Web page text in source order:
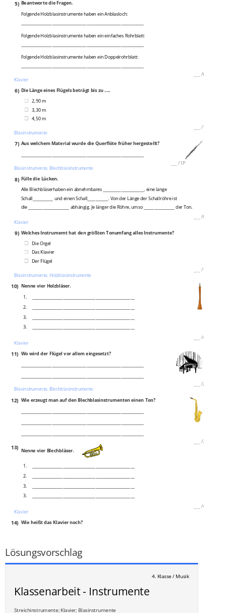
5) Beantworte die Fragen.
Folgende Holzblasinstrumente haben ein Anblasloch:
Folgende Holzblasinstrumente haben ein einfaches Rohrblatt:
Folgende Holzblasinstrumente haben ein Doppelrohrblatt:
/6P
Klavier
6) Die Länge eines Flügels beträgt bis zu .....
2,90 m
3,30 m
4,50 m
/1P
Blasinstrumente
7) Aus welchem Material wurde die Querflöte früher hergestellt?
/1P
Blasinstrumente, Blechblasinstrumente
8) Fülle die Lücken.
Alle Blechbläserhaben ein abnehmbares ____________________, eine lange
Schall__________ und einen Schall__________. Von der Länge der Schallröhre ist
die ____________________ abhängig. Je länger die Röhre, umso _______________ der Ton.
/6P
Klavier
9) Welches Instrumemt hat den größten Tonumfang alles Instrumente?
Die Orgel
Das Klavier
Der Flügel
/1P
Blasinstrumente, Holzblasinstrumente
10) Nenne vier Holzbläser.
1.
2.
3.
3.
/4P
Klavier
11) Wo wird der Flügel vor allem eingesetzt?
/2P
Blasinstrumente, Blechblasinstrumente
12) Wie erzeugt man auf den Blechblasinstrumenten einen Ton?
/3P
13) Nenne vier Blechbläser.
1.
2.
3.
3.
/4P
Klavier
14) Wie heißt das Klavier noch?
Lösungsvorschlag
4. Klasse / Musik
Klassenarbeit - Instrumente
Streichinstrumente; Klavier; Blasinstrumente